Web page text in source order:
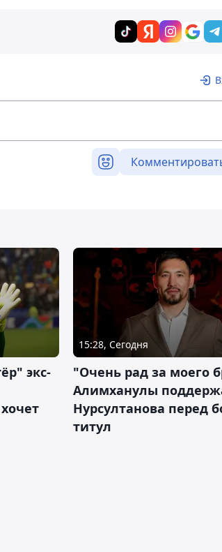
экс-
15:28, Сегодня
"Очень рад за моего
Алимханулы
Нурсултанова перед
титул